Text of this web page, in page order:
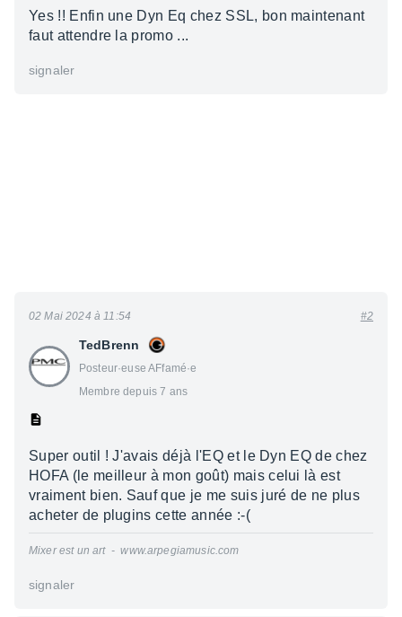
Yes !! Enfin une Dyn Eq chez SSL, bon maintenant
faut attendre la promo ...
signaler
TedBrenn
Posteur·euse AFfamé·e
Membre depuis 7 ans
02 Mai 2024 à 11:54 #2
Super outil ! J'avais déjà l'EQ et le Dyn EQ de chez
HOFA (le meilleur à mon goût) mais celui là est
vraiment bien. Sauf que je me suis juré de ne plus
acheter de plugins cette année :-(
Mixer est un art - www.arpegiamusic.com
signaler